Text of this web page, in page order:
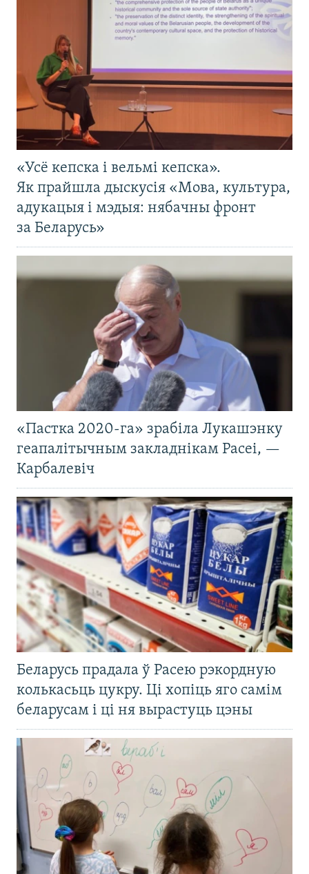
«Усё кепска і вельмі кепска».
Як прайшла дыскусія «Мова, культура,
адукацыя і мэдыя: нябачны фронт
за Беларусь»
«Пастка 2020-га» зрабіла Лукашэнку
геапалітычным закладнікам Расеі, —
Карбалевіч
Беларусь прадала ў Расею рэкордную
колькасьць цукру. Ці хопіць яго самім
беларусам і ці ня вырастуць цэны